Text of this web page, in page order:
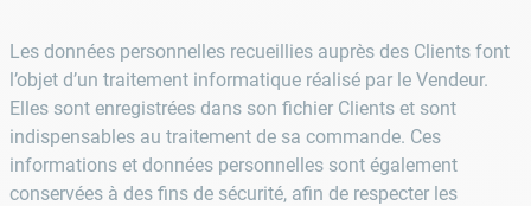
Les données personnelles recueillies auprès des Clients font
l’objet d’un traitement informatique réalisé par le Vendeur.
Elles sont enregistrées dans son fichier Clients et sont
indispensables au traitement de sa commande. Ces
informations et données personnelles sont également
conservées à des fins de sécurité, afin de respecter les